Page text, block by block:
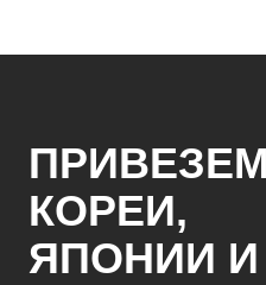
КОРЕИ,
ЯПОНИИ И